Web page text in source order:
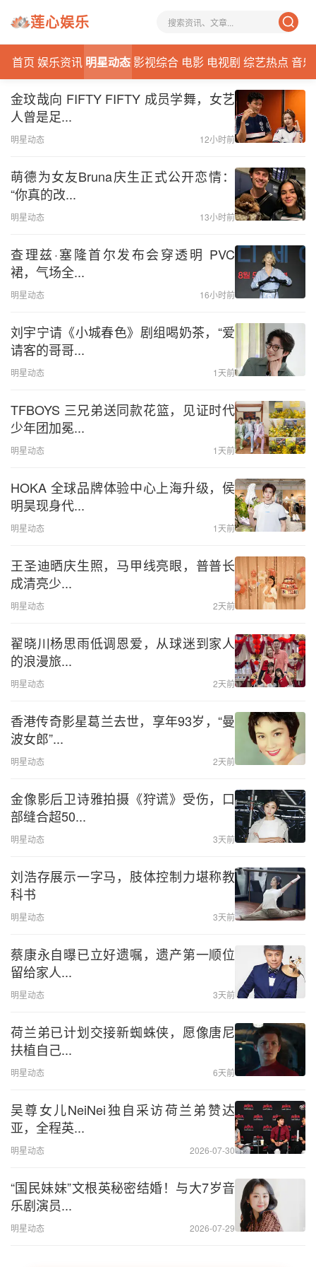
莲心娱乐
首页 娱乐资讯 明星动态 影视综合 电影 电视剧 综艺热点 音
金玟哉向 FIFTY FIFTY 成员学舞，女艺
人曾是足...
明星动态 12小时前
萌德为女友Bruna庆生正式公开恋情：
“你真的改...
明星动态 13小时前
查理兹·塞隆首尔发布会穿透明 PVC
裙，气场全...
明星动态 16小时前
刘宇宁请《小城春色》剧组喝奶茶，“爱
请客的哥哥...
明星动态 1天前
TFBOYS 三兄弟送同款花篮，见证时代
少年团加冕...
明星动态 1天前
HOKA 全球品牌体验中心上海升级，侯
明昊现身代...
明星动态 1天前
王圣迪晒庆生照，马甲线亮眼，普普长
成清亮少...
明星动态 2天前
翟晓川杨思雨低调恩爱，从球迷到家人
的浪漫旅...
明星动态 2天前
香港传奇影星葛兰去世，享年93岁，“曼
波女郎”...
明星动态 2天前
金像影后卫诗雅拍摄《狩谎》受伤，口
部缝合超50...
明星动态 3天前
刘浩存展示一字马，肢体控制力堪称教
科书
明星动态 3天前
蔡康永自曝已立好遗嘱，遗产第一顺位
留给家人...
明星动态 3天前
荷兰弟已计划交接新蜘蛛侠，愿像唐尼
扶植自己...
明星动态 6天前
吴尊女儿NeiNei独自采访荷兰弟赞达
亚，全程英...
明星动态 2026-07-30
“国民妹妹”文根英秘密结婚！与大7岁音
乐剧演员...
明星动态 2026-07-29